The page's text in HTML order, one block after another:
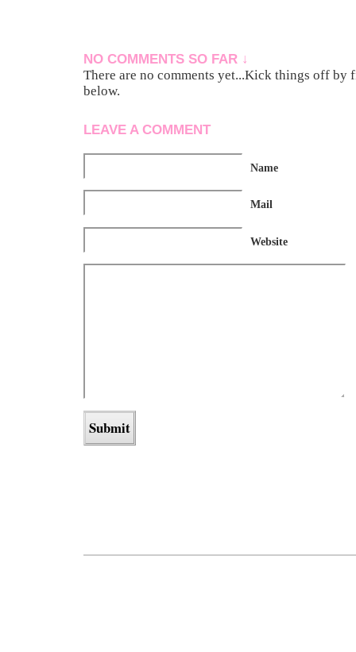
NO COMMENTS SO FAR ↓
There are no comments yet...Kick things off
below.
LEAVE A COMMENT
Name
Mail
Website